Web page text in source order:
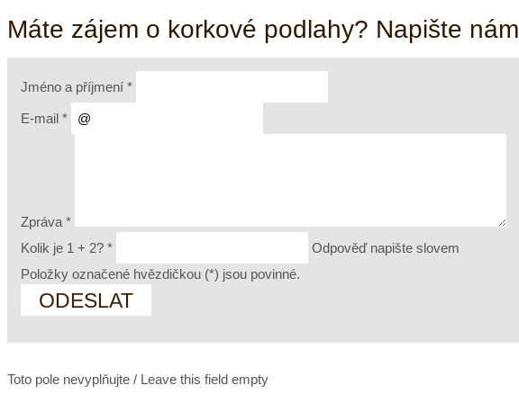
Máte zájem o korkové podlahy? Napište nám
Jméno a příjmení *
E-mail *
Zpráva *
Kolik je 1 + 2? *
Odpověď napište slovem
Položky označené hvězdičkou (*) jsou povinné.
Toto pole nevyplňujte / Leave this field empty